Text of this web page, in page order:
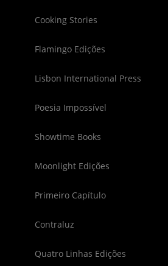
Cooking Stories
Flamingo Edições
Lisbon International Press
Poesia Impossível
Showtime Books
Moonlight Edições
Primeiro Capítulo
Contraluz
Quatro Linhas Edições